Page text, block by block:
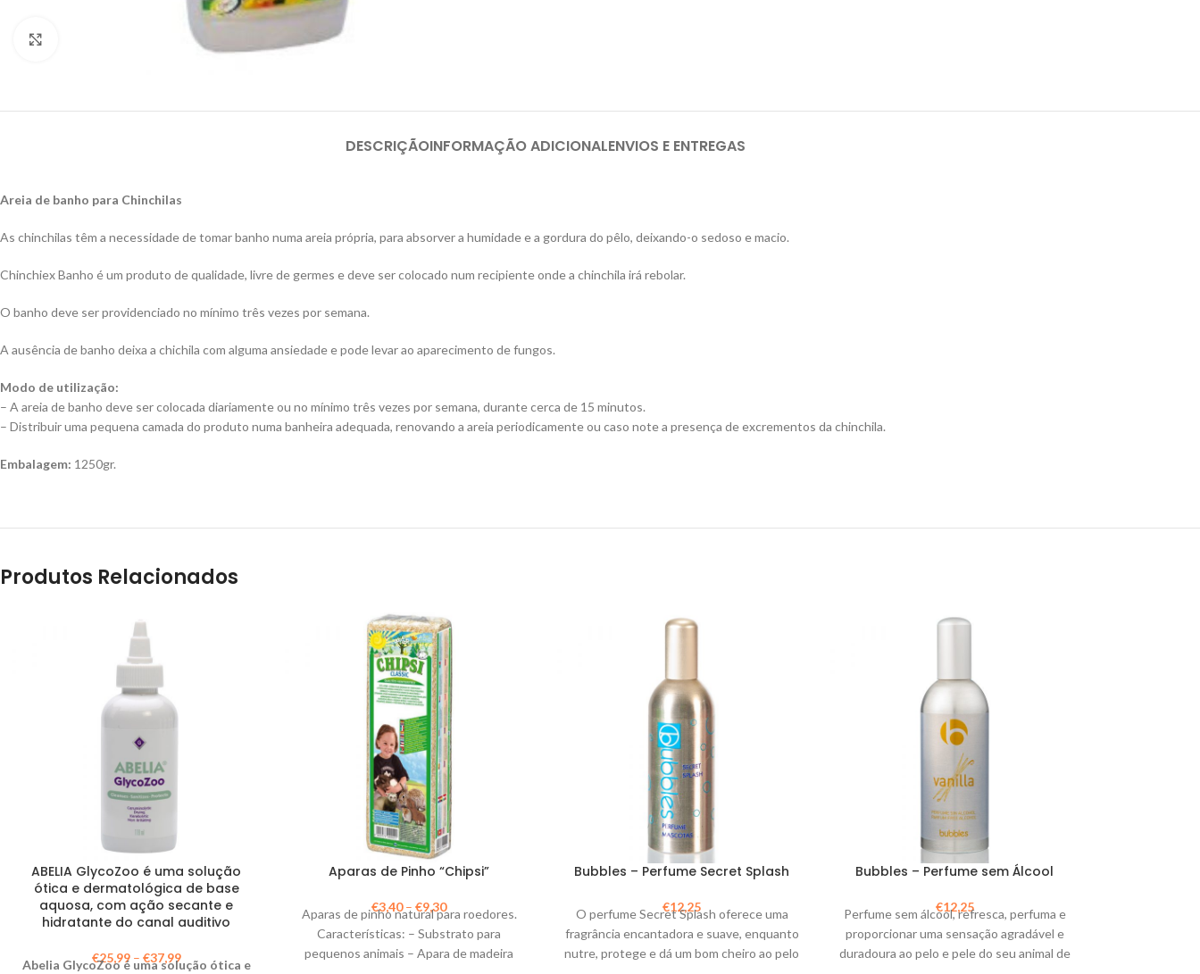
DESCRIÇÃOINFORMAÇÃO ADICIONALENVIOS E ENTREGAS
Areia de banho para Chinchilas
As chinchilas têm a necessidade de tomar banho numa areia própria, para absorver a humidade e a gordura do pêlo, deixando-o sedoso e macio.
Chinchiex Banho é um produto de qualidade, livre de germes e deve ser colocado num recipiente onde a chinchila irá rebolar.
O banho deve ser providenciado no mínimo três vezes por semana.
A ausência de banho deixa a chichila com alguma ansiedade e pode levar ao aparecimento de fungos.
Modo de utilização:
– A areia de banho deve ser colocada diariamente ou no mínimo três vezes por semana, durante cerca de 15 minutos.
– Distribuir uma pequena camada do produto numa banheira adequada, renovando a areia periodicamente ou caso note a presença de excrementos da chinchila.
Embalagem: 1250gr.
Produtos Relacionados
ABELIA GlycoZoo é uma solução
ótica e dermatológica de base
aquosa, com ação secante e
hidratante do canal auditivo
€25,99– €37,99
Abelia GlycoZoo é uma solução ótica e
Aparas de Pinho “Chipsi”
€3,40–€9,30
Aparas de pinho natural para roedores.
Características: – Substrato para
pequenos animais – Apara de madeira
Bubbles – Perfume Secret Splash
€12,25
O perfume Secret Splash oferece uma
fragrância encantadora e suave, enquanto
nutre, protege e dá um bom cheiro ao pelo
Bubbles – Perfume sem Álcool
€12,25
Perfume sem álcool, refresca, perfuma e
proporcionar uma sensação agradável e
duradoura ao pelo e pele do seu animal de